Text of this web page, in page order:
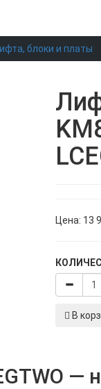
блоки и платы
Цена: 13
В
—